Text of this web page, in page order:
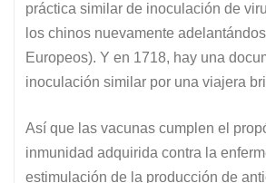
práctica similar de inoculación de
los chinos nuevamente
Europeos). Y en 1718, hay una
inoculación similar por una viajera
Así que las vacunas cumplen el
inmunidad adquirida contra la
estimulación de la producción de